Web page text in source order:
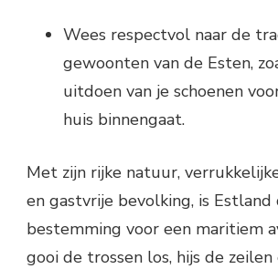
Wees respectvol naar de
gewoonten van de Esten,
uitdoen van je schoenen
huis binnengaat.
Met zijn rijke natuur,
en gastvrije bevolking, is
bestemming voor een maritiem
gooi de trossen los, hijs de